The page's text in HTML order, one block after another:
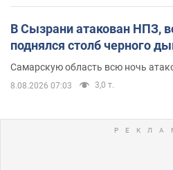
В Сызрани атакован НПЗ,
поднялся столб черного
Самарскую область всю ночь
8.08.2026 07:03 3,0 т.